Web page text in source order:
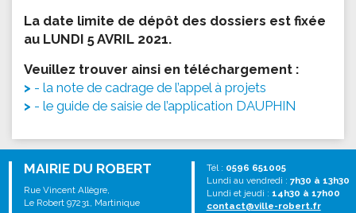
La date limite de dépôt des dossiers est fixée
au LUNDI 5 AVRIL 2021.
Veuillez trouver ainsi en téléchargement :
- la note de cadrage de l’appel à projets
- le guide de saisie de l’application DAUPHIN
MAIRIE DU ROBERT
Rue Vincent Allègre,
Le Robert 97231, Martinique
Tél : 0596 651005
Lundi au vendredi : 7h30 à 13h30
Lundi et jeudi : 14h30 à 17h00
contact@ville-robert.fr